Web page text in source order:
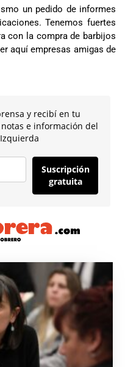
un pedido de informes
Tenemos fuertes
con la compra de barbijos
aquí empresas amigas de
y recibí en tu
e información del
Suscripción
gratuita